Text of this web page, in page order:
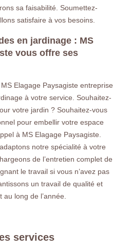
sa faisabilité. Soumettez-
satisfaire à vos besoins.
en jardinage : MS
vous offre ses
Elagage Paysagiste entreprise
à votre service. Souhaitez-
votre jardin ? Souhaitez-vous
pour embellir votre espace
à MS Elagage Paysagiste.
notre spécialité à votre
de l’entretien complet de
le travail si vous n’avez pas
un travail de qualité et
long de l’année.
services